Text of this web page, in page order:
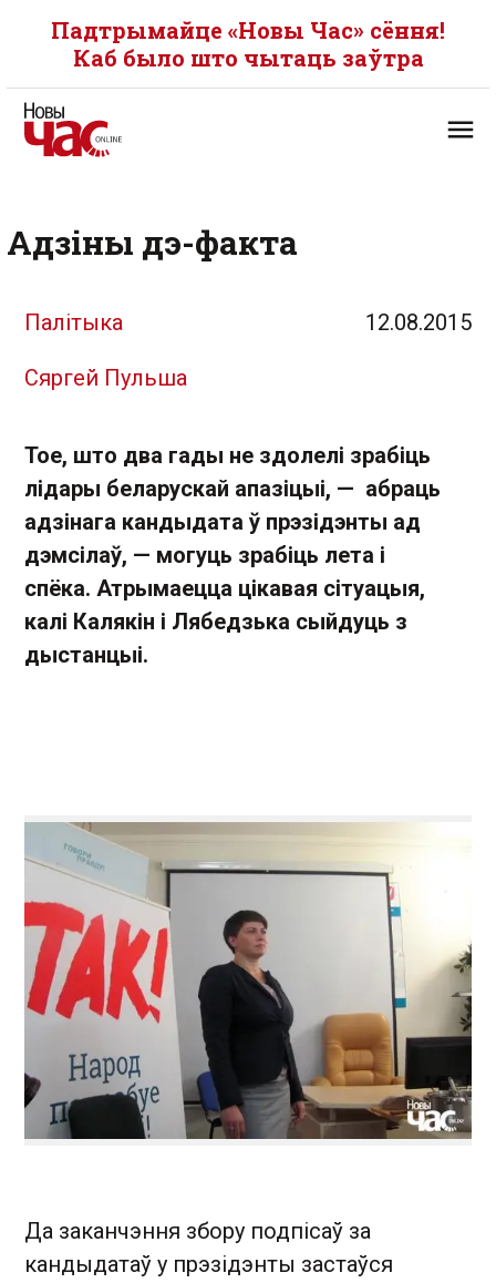
Падтрымайце «Новы Час» сёння!
Каб было што чытаць заўтра
Адзіны дэ-факта
Палітыка 12.08.2015
Сяргей Пульша
Тое, што два гады не здолелі зрабіць
лідары беларускай апазіцыі, — абраць
адзінага кандыдата ў прэзідэнты ад
дэмсілаў, — могуць зрабіць лета і
спёка. Атрымаецца цікавая сітуацыя,
калі Калякін і Лябедзька сыйдуць з
дыстанцыі.
Да заканчэння збору подпісаў за
кандыдатаў у прэзідэнты застаўся